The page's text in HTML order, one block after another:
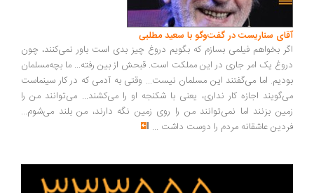
سناریست در گفت‌وگو با سعید مطلبی
بخواهم فیلمی بسازم که بگویم دروغ چیز بدی است باور نمی‌کنند، چون
یک امر جاری در این مملکت است. قبحش از بین رفته... ما بچه‌مسلمان
اما می‌گفتند این مسلمان نیست... وقتی به آدمی که در کار سینماست
اجازه کار نداری، یعنی با شکنجه او را می‌کشند... می‌توانند من را
بزنند اما نمی‌توانند من را روی زمین نگه دارند، من بلند می‌شوم...
عاشقانه مردم را دوست داشت ...